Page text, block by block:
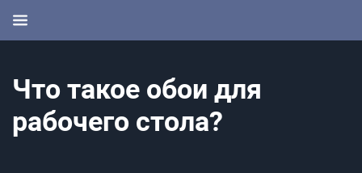
Что такое обои для
рабочего стола?